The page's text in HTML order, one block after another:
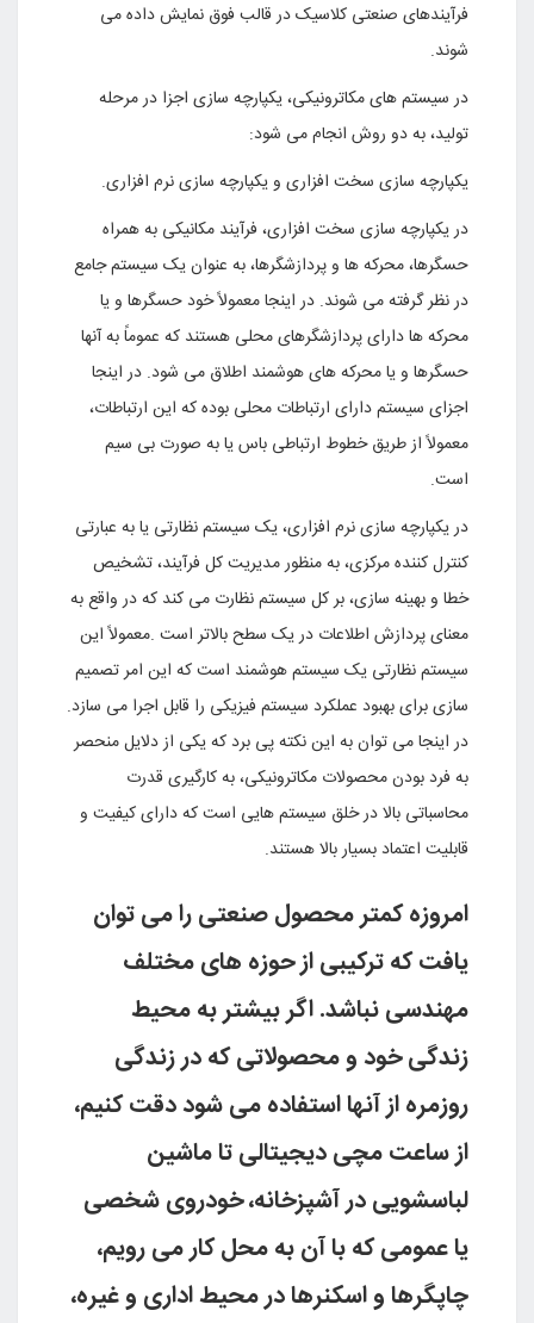
فرآیندهاى صنعتى کلاسیک در قالب فوق نمایش داده مى
شوند.
در سیستم هاى مکاترونیکى، یکپارچه سازى اجزا در مرحله
تولید، به دو روش انجام مى شود:
یکپارچه سازى سخت افزارى و یکپارچه سازى نرم افزارى.
در یکپارچه سازى سخت افزارى، فرآیند مکانیکى به همراه
حسگرها، محرکه ها و پردازشگرها، به عنوان یک سیستم جامع
در نظر گرفته مى شوند. در اینجا معمولاً خود حسگرها و یا
محرکه ها داراى پردازشگرهاى محلى هستند که عموماً به آنها
حسگرها و یا محرکه هاى هوشمند اطلاق مى شود. در اینجا
اجزاى سیستم داراى ارتباطات محلى بوده که این ارتباطات،
معمولاً از طریق خطوط ارتباطى باس یا به صورت بى سیم
است.
در یکپارچه سازى نرم افزارى، یک سیستم نظارتى یا به عبارتى
کنترل کننده مرکزى، به منظور مدیریت کل فرآیند، تشخیص
خطا و بهینه سازى، بر کل سیستم نظارت مى کند که در واقع به
معناى پردازش اطلاعات در یک سطح بالاتر است .معمولاً این
سیستم نظارتى یک سیستم هوشمند است که این امر تصمیم
سازى براى بهبود عملکرد سیستم فیزیکى را قابل اجرا مى سازد.
در اینجا مى توان به این نکته پى برد که یکى از دلایل منحصر
به فرد بودن محصولات مکاترونیکى، به کارگیرى قدرت
محاسباتى بالا در خلق سیستم هایى است که داراى کیفیت و
قابلیت اعتماد بسیار بالا هستند.
امروزه کمتر محصول صنعتى را مى توان
یافت که ترکیبى از حوزه هاى مختلف
مهندسى نباشد. اگر بیشتر به محیط
زندگى خود و محصولاتى که در زندگى
روزمره از آنها استفاده مى شود دقت کنیم،
از ساعت مچى دیجیتالى تا ماشین
لباسشویى در آشپزخانه، خودروى شخصى
یا عمومى که با آن به محل کار مى رویم،
چاپگرها و اسکنرها در محیط ادارى و غیره،